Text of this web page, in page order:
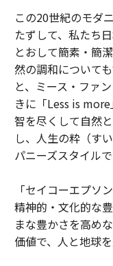
この20世紀のモダ
たずして、私たち
とおして簡素・簡
然の調和について
と、ミース・ファ
きに「Less is
智を尽くして自然
し、人生の粋（す
パニーズスタイルで
「セイコーエプソ
精神的・文化的な
まな豊かさを高め
価値で、人と地球